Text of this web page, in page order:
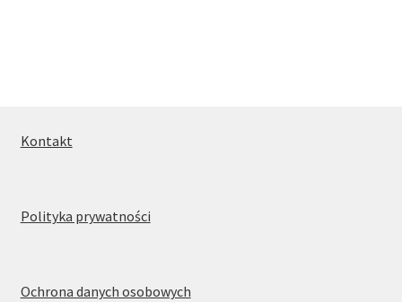
Kontakt
Polityka prywatności
Ochrona danych osobowych